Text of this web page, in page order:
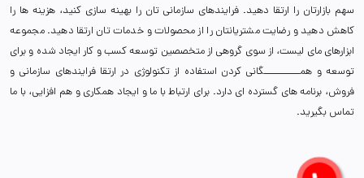
سهم بازارتان را ارتقا دهید. فرایندهای سازمانی تان را بهینه سازی کنید، هزینه ها را
کاهش دهید و رضایت مشتریانتان را از محصولات و خدمات تان ارتقا دهید. مجموعه
ابزارهای مای لیست، از سوی گروهی از متخصصین توسعه کسب و کار ایجاد شده و برای
توسعه و همـــــــــــگانی کردن استفاده از تکنولوژی در ارتقا فرایندهای سازمانی و
فروش، برنامه های گسترده ای دارد. برای ارتباط با ما و ایجاد همکاری و هم افزایی، با ما
تماس بگیرید.